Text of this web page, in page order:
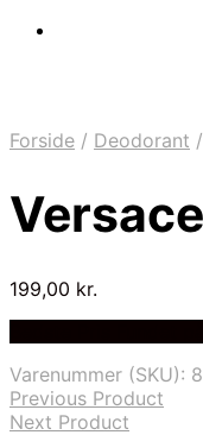
Forside / Deodorant /
199,00 kr.
Varenummer (SKU):
Previous Product
Next Product